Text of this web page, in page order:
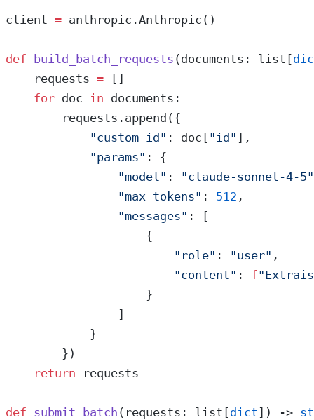
client = anthropic.Anthropic()
def build_batch_requests (documents: list[
    requests
= []
    for
doc in documents:
        requests.append({
            "custom_id"
: doc[ "id" ],
            "params"
: {
                "model"
:
"claude-sonnet-4-5"
                "max_tokens"
: 512 ,
                "messages"
: [
                    {
                        "role"
: "user" ,
                        "content"
: f
                    }
                ]
            }
        })
    return
requests
def submit_batch (requests: list[dict]) ->